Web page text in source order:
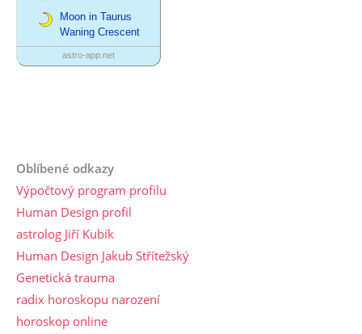
Oblíbené odkazy
Výpočtový program profilu
Human Design profil
astrolog Jiří Kubík
Human Design Jakub Střítežský
Genetická trauma
radix horoskopu narození
horoskop online